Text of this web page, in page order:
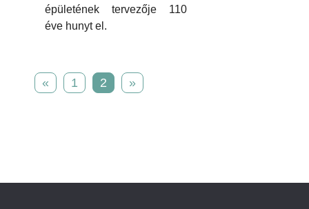
épületének tervezője 110
éve hunyt el.
« 1 2 »